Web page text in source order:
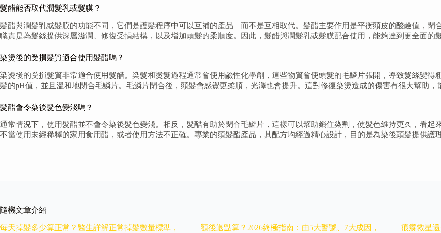
髮醋能否取代潤髮乳或髮膜？
髮醋與潤髮乳或髮膜的功能不同，它們是護髮程序中可以互補的產品，而不是互相取代。髮醋主要作用是平衡頭皮的酸鹼值，
職責是為髮絲提供深層滋潤、修復受損結構，以及增加頭髮的柔順度。因此，髮醋與潤髮乳或髮膜配合使用，能夠達到更全面的
染燙後的受損髮質適合使用髮醋嗎？
染燙後的受損髮質非常適合使用髮醋。染髮和燙髮過程通常會使用鹼性化學劑，這些物質會使頭髮的毛鱗片張開，導致髮絲變
髮的pH值，並且溫和地閉合毛鱗片。毛鱗片閉合後，頭髮會感覺更柔順，光澤也會提升。這對修復染燙造成的傷害有很大幫助，
髮醋會令染後髮色變淺嗎？
通常情況下，使用髮醋並不會令染後髮色變淺。相反，髮醋有助於閉合毛鱗片，這樣可以幫助鎖住染劑，使髮色維持更久，看
不當使用未經稀釋的家用食用醋，或者使用方法不正確。專業的頭髮醋產品，其配方均經過精心設計，目的是為染後頭髮提供護
隨機文章介紹
每天掉髮多少算正常？醫生詳解正常掉髮數量標準，
額後退點算？2026終極指南：由5大警號、7大成因，
痕癢救星